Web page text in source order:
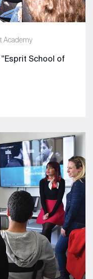
Academy
School of